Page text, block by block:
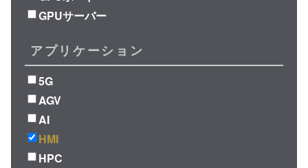
GPUサーバー
アプリケーション
5G
AGV
AI
HMI
HPC